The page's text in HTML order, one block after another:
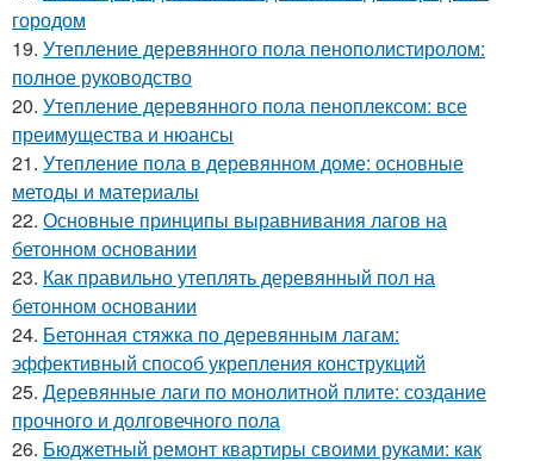
городом
19. Утепление деревянного пола пенополистиролом:
полное руководство
20. Утепление деревянного пола пеноплексом: все
преимущества и нюансы
21. Утепление пола в деревянном доме: основные
методы и материалы
22. Основные принципы выравнивания лагов на
бетонном основании
23. Как правильно утеплять деревянный пол на
бетонном основании
24. Бетонная стяжка по деревянным лагам:
эффективный способ укрепления конструкций
25. Деревянные лаги по монолитной плите: создание
прочного и долговечного пола
26. Бюджетный ремонт квартиры своими руками: как